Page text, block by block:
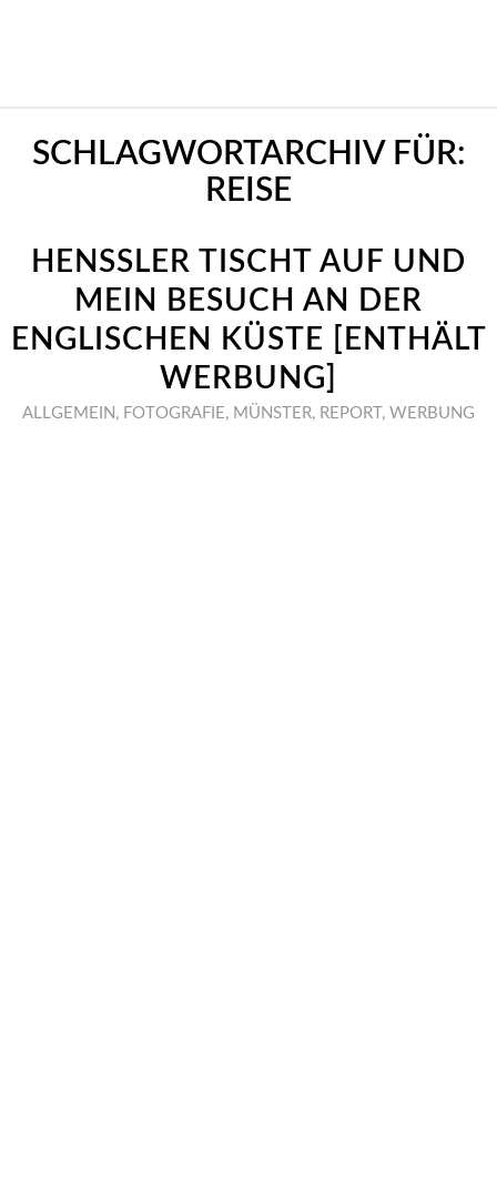
SCHLAGWORTARCHIV FÜR:
REISE
HENSSLER TISCHT AUF UND
MEIN BESUCH AN DER
ENGLISCHEN KÜSTE [ENTHÄLT
WERBUNG]
ALLGEMEIN , FOTOGRAFIE, MÜNSTER, REPORT , WERBUNG